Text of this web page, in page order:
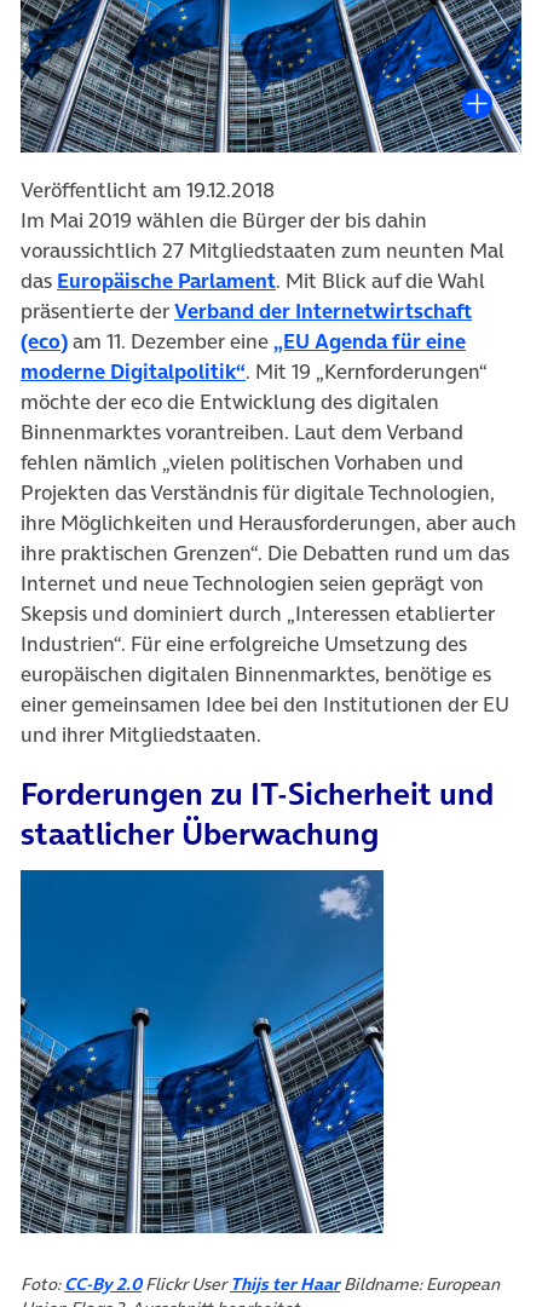
Veröffentlicht am 19.12.2018
Im Mai 2019 wählen die Bürger der bis dahin
voraussichtlich 27 Mitgliedstaaten zum neunten Mal
das Europäische Parlament(öffnet in neuem Tab)
. Mit Blick auf die Wahl
präsentierte derVerband der Internetwirtschaft
(eco)(öffnet in neuem Tab)
am 11. Dezember eine„EU Agenda für eine
moderne Digitalpolitik“(öffnet in neuem Tab)
. Mit 19 „Kernforderungen“
möchte der eco die Entwicklung des digitalen
Binnenmarktes vorantreiben. Laut dem Verband
fehlen nämlich „vielen politischen Vorhaben und
Projekten das Verständnis für digitale Technologien,
ihre Möglichkeiten und Herausforderungen, aber auch
ihre praktischen Grenzen“. Die Debatten rund um das
Internet und neue Technologien seien geprägt von
Skepsis und dominiert durch „Interessen etablierter
Industrien“. Für eine erfolgreiche Umsetzung des
europäischen digitalen Binnenmarktes, benötige es
einer gemeinsamen Idee bei den Institutionen der EU
und ihrer Mitgliedstaaten.
Forderungen zu IT-Sicherheit und
staatlicher Überwachung
Foto:CC-By 2.0(öffnet in neuem Tab)
Flickr UserThijs ter Haar(öffnet in neuem Tab)
Bildname: European